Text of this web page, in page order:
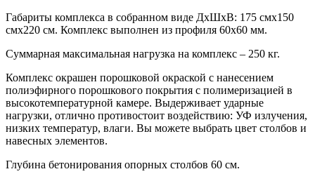
Габариты комплекса в собранном виде ДхШхВ: 175 смх150
смх220 см. Комплекс выполнен из профиля 60х60 мм.
Суммарная максимальная нагрузка на комплекс – 250 кг.
Комплекс окрашен порошковой окраской с нанесением
полиэфирного порошкового покрытия с полимеризацией в
высокотемпературной камере. Выдерживает ударные
нагрузки, отлично противостоит воздействию: УФ излучения,
низких температур, влаги. Вы можете выбрать цвет столбов и
навесных элементов.
Глубина бетонирования опорных столбов 60 см.